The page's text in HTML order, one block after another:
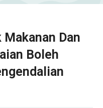
Dan
Boleh